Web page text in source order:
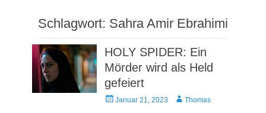
Schlagwort: Sahra Amir Ebrahimi
HOLY SPIDER: Ein
Mörder wird als Held
gefeiert
Veröffentlicht
Januar 21, 2023 AutorThomas